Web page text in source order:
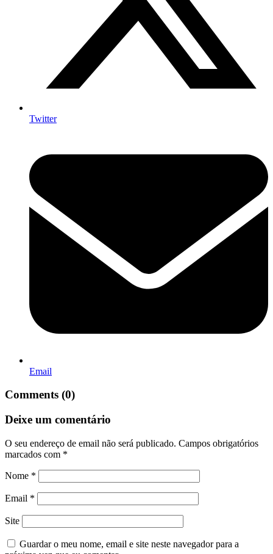
Twitter
Email
Comments (0)
Deixe um comentário
O seu endereço de email não será publicado. Campos obrigatórios
marcados com *
Nome *
Email *
Site
Guardar o meu nome, email e site neste navegador para a